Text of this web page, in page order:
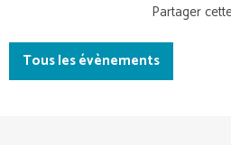
Partager
Tous les évènements